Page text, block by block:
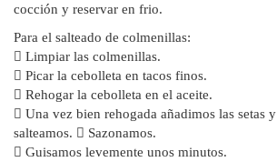
cocción y reservar en frio.
Para el salteado de colmenillas:
 Limpiar las colmenillas.
 Picar la cebolleta en tacos finos.
 Rehogar la cebolleta en el aceite.
 Una vez bien rehogada añadimos las setas y
salteamos.  Sazonamos.
 Guisamos levemente unos minutos.